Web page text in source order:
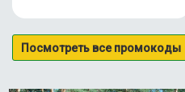
Посмотреть все промокоды